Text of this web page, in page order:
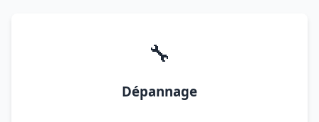
🔧
Dépannage